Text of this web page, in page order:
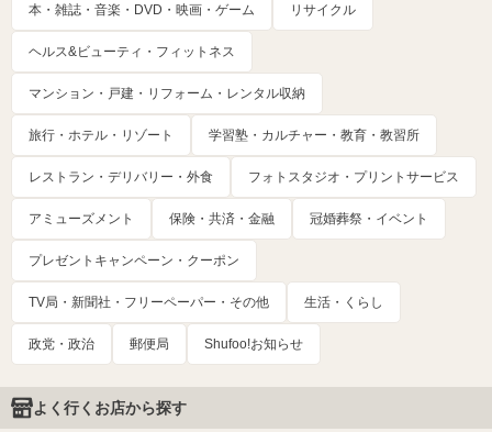
本・雑誌・音楽・DVD・映画・ゲーム リサイクル
ヘルス&ビューティ・フィットネス
マンション・戸建・リフォーム・レンタル収納
旅行・ホテル・リゾート 学習塾・カルチャー・教育・教習所
レストラン・デリバリー・外食 フォトスタジオ・プリントサービス
アミューズメント 保険・共済・金融 冠婚葬祭・イベント
プレゼントキャンペーン・クーポン
TV局・新聞社・フリーペーパー・その他 生活・くらし
政党・政治 郵便局 Shufoo!お知らせ
よく行くお店から探す